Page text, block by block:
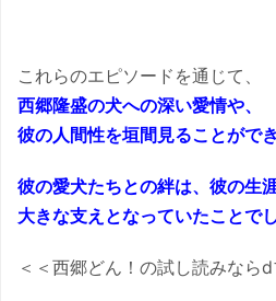
これらのエピソードを通じて、
西郷隆盛の犬への深い愛情や、
彼の人間性を垣間見ることができ
彼の愛犬たちとの絆は、彼の生
大きな支えとなっていたことでし
＜＜西郷どん！の試し読みならd